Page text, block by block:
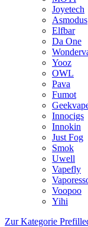
Joyetech
Asmodus
Elfbar
Da One
Yooz
OWL
Pava
Fumot
Innocigs
Innokin
Just Fog
Smok
Uwell
Vapefly
Voopoo
Yihi
Zur Kategorie